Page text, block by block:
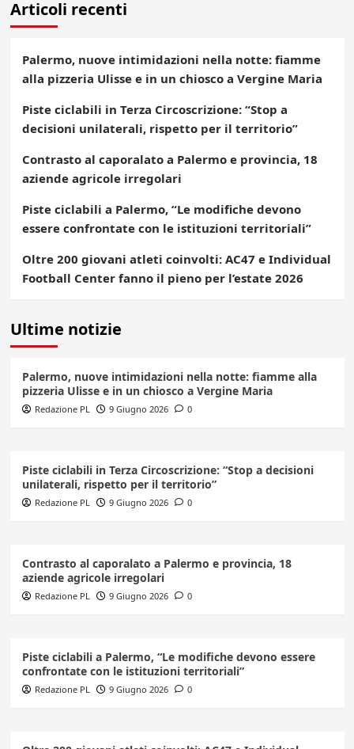
Articoli recenti
Palermo, nuove intimidazioni nella notte: fiamme
alla pizzeria Ulisse e in un chiosco a Vergine Maria
Piste ciclabili in Terza Circoscrizione: “Stop a
decisioni unilaterali, rispetto per il territorio”
Contrasto al caporalato a Palermo e provincia, 18
aziende agricole irregolari
Piste ciclabili a Palermo, “Le modifiche devono
essere confrontate con le istituzioni territoriali”
Oltre 200 giovani atleti coinvolti: AC47 e Individual
Football Center fanno il pieno per l’estate 2026
Ultime notizie
Palermo, nuove intimidazioni nella notte: fiamme alla
pizzeria Ulisse e in un chiosco a Vergine Maria
Redazione PL 9 Giugno 2026 0
Piste ciclabili in Terza Circoscrizione: “Stop a decisioni
unilaterali, rispetto per il territorio”
Redazione PL 9 Giugno 2026 0
Contrasto al caporalato a Palermo e provincia, 18
aziende agricole irregolari
Redazione PL 9 Giugno 2026 0
Piste ciclabili a Palermo, “Le modifiche devono essere
confrontate con le istituzioni territoriali”
Redazione PL 9 Giugno 2026 0